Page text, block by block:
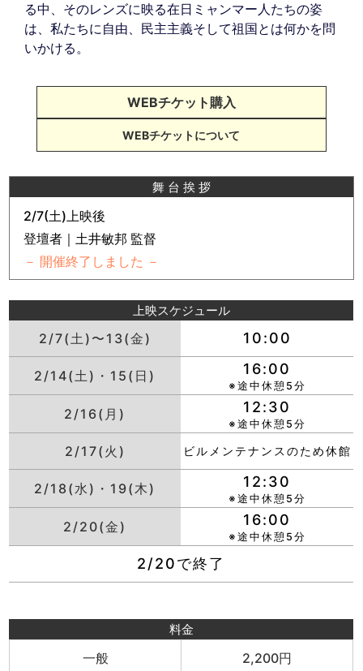
る中、そのレンズに映る在日ミャンマー人たちの姿
は、私たちに自由、民主主義そして祖国とは何かを問
いかける。
WEBチケット購入
WEBチケットについて
舞 台 挨 拶
2/7(土)上映後
登壇者｜土井敏邦 監督
－ 開催終了しました －
上映スケジュール
2/7(土)〜13(金) 10:00
2/14(土)・15(日) 16:00
※途中休憩5分
2/16(月) 12:30
※途中休憩5分
2/17(火) ビルメンテナンスのため休館
2/18(水)・19(木) 12:30
※途中休憩5分
2/20(金) 16:00
※途中休憩5分
2/20で終了
料金
一般 2,200円